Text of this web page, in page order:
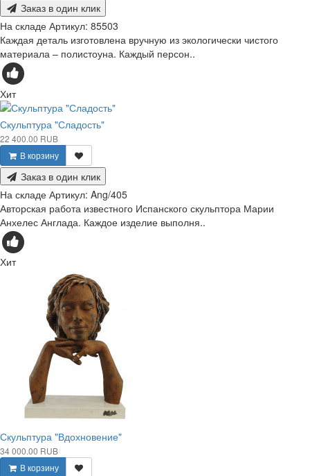
Заказ в один клик
На складе Артикул: 85503
Каждая деталь изготовлена вручную из экологически чистого
материала – полистоуна. Каждый персон..
Хит
Скульптура "Сладость"
22 400.00 RUB
В корзину
Заказ в один клик
На складе Артикул: Ang/405
Авторская работа известного Испанского скульптора Марии
Анхелес Англада. Каждое изделие выполня..
Хит
Скульптура "Вдохновение"
34 000.00 RUB
В корзину